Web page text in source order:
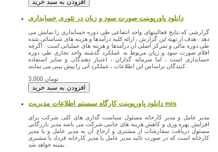
دانلود پاورپوینت صورت سود و زیان در تئوری حسابداری
گزارشی که نتایج فعالیتهای واحد انتفاعی طی دوره حسابداری را نمایش می
دهد . هدف از تهیه این گزارش ، ارائه کلیه درآمدها و هزینه های شناسائی شده
طی دوره مالی و تمرکز اصلی آن درآمدها و هزینه های عملیاتی است . اگرچه
اقلام صورت سود و زیان مربوط به عملکرد گذشته واحد تجاری طی دوره
حسابداری است ، اما سرمایه گذاران ، اعتبار دهندگان و سایر استفاده
3,000 تومان
دانلود پاورپوینت کارگاه سیستم اطلاعات مدیریت mis
مدیر عامل و مدیر کارخانه مسئول سیاست گذاری های کلی شرکت برای
افزایش بهره وری و کاهش هزینه های جانبی شرکت می باشد مدیر بازرگانی
مسئول دریافت سفارشات از مشتری و ارجاع آن به مدیر عامل و یا مدیر
کارخانه است که در صورت تائید مدیر عامل یا مدیر کارخانه قرداد با مشتری